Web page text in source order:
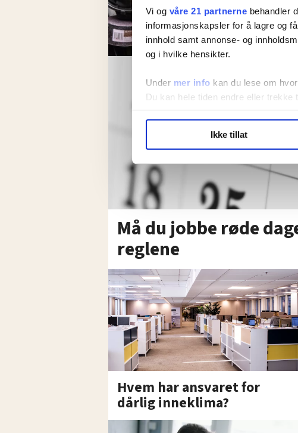
Vi og våre 21 partnerne behandler
informasjonskapsler for å lagre og
innhold samt annonse- og
og i hvilke hensikter.
Under mer info kan du lese om
Du kan hele tiden endre eller
hvordan våre nettsider blir brukt
annonsering. Disse er angitt i
Ikke tillat
Må du jobbe røde
reglene
Hvem har ansvaret for
dårlig inneklima?